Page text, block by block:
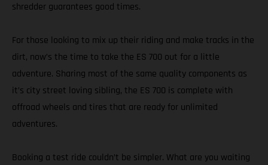
shredder guarantees good times.
For those looking to mix up their riding and make tracks in the
dirt, now’s the time to take the ES 700 out for a little
adventure. Sharing most of the same quality components as
it’s city street loving sibling, the ES 700 is complete with
offroad wheels and tires that are ready for unlimited
adventures.
Booking a test ride couldn’t be simpler. What are you waiting